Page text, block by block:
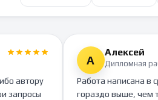
автору
запросы
А
Алексей
Дипломная
Работа написана в
гораздо выше, чем